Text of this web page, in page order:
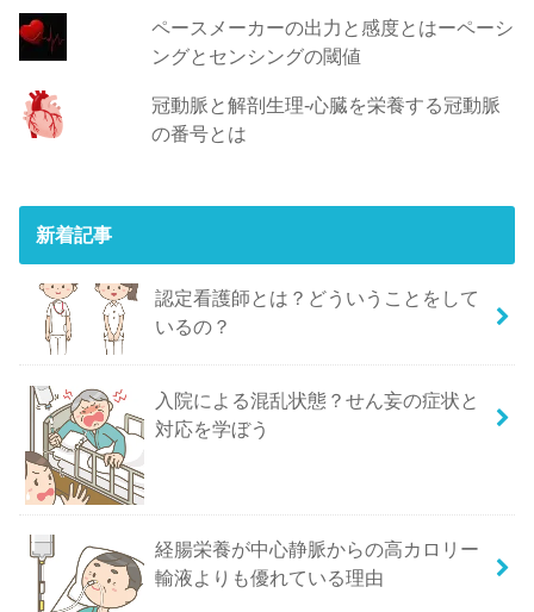
ペースメーカーの出力と感度とはーペーシ
ングとセンシングの閾値
冠動脈と解剖生理-心臓を栄養する冠動脈
の番号とは
新着記事
認定看護師とは？どういうことをして
いるの？
入院による混乱状態？せん妄の症状と
対応を学ぼう
経腸栄養が中心静脈からの高カロリー
輸液よりも優れている理由